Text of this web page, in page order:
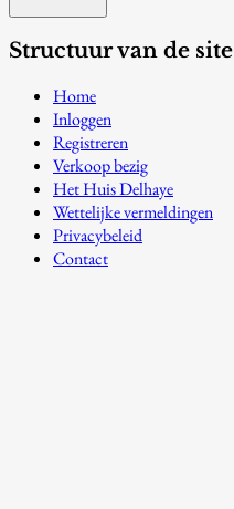
Structuur van de site
Home
Inloggen
Registreren
Verkoop bezig
Het Huis Delhaye
Wettelijke vermeldingen
Privacybeleid
Contact